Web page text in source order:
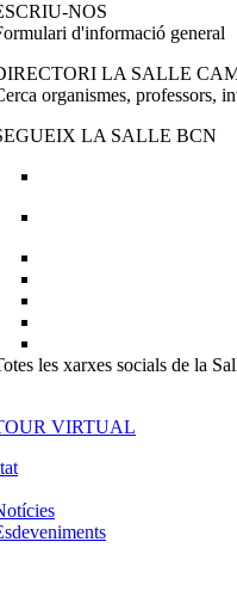
NOS
d'informació general
LA SALLE
organismes, professors,
LA SALLE BCN
les xarxes socials de la
VIRTUAL